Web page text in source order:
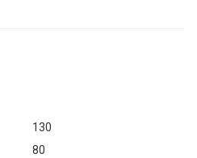
130
80